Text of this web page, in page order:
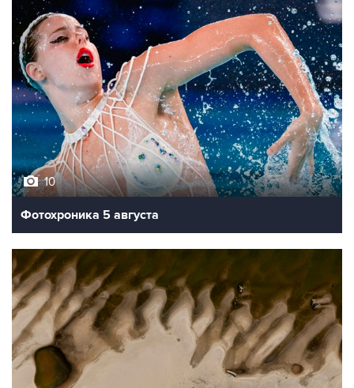
10
Фотохроника 5 августа